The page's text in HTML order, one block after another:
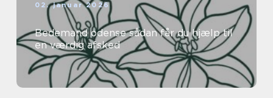
02. januar 2026
Bedemand odense sådan får du hjælp til
en værdig afsked